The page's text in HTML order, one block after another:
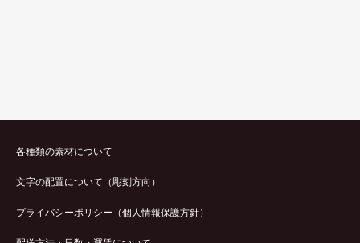
各種類の素材について
文字の配置について（彫刻方向）
プライバシーポリシー（個人情報保護方針）